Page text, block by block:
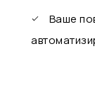
Ваше